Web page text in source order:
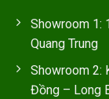
Showroom 1:
Quang Trung
Showroom 2:
Đồng – Long